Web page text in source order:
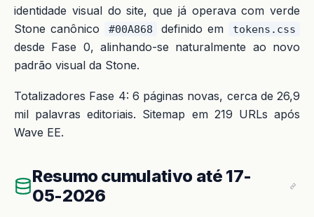
identidade visual do site, que já operava com verde
Stone canônico
#00A868 definido em tokens.css
desde Fase 0, alinhando-se naturalmente ao novo
padrão visual da Stone.
Totalizadores Fase 4: 6 páginas novas, cerca de 26,9
mil palavras editoriais. Sitemap em 219 URLs após
Wave EE.
Resumo cumulativo até 17-
05-2026